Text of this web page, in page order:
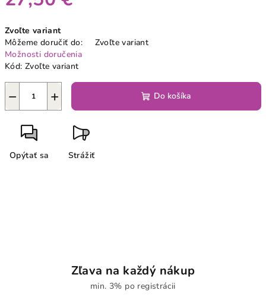
cena:
Zvoľte variant
Môžeme doručiť do:
Zvoľte variant
Možnosti doručenia
Kód: Zvoľte variant
+
− Do košíka
Opýtať sa Strážiť
Zľava na každý nákup
min. 3% po registrácii